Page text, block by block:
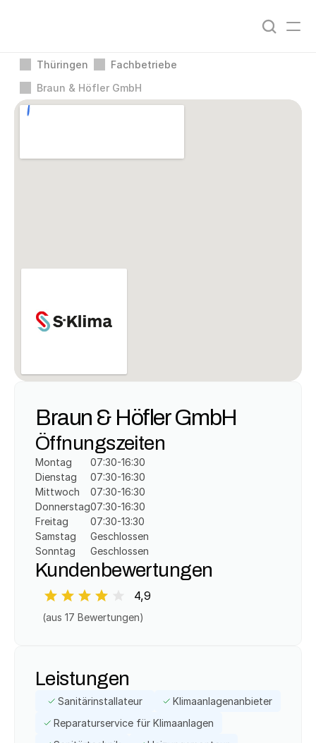
Thüringen
Fachbetriebe
Braun & Höfler GmbH
Braun & Höfler GmbH
Öffnungszeiten
Montag
Dienstag
Mittwoch
Donnerstag
Freitag
Samstag
Sonntag
07:30-16:30
07:30-16:30
07:30-16:30
07:30-16:30
07:30-13:30
Geschlossen
Geschlossen
Kundenbewertungen
4,9
(aus 17 Bewertungen)
Leistungen
Sanitärinstallateur
Klimaanlagenanbieter
Reparaturservice für Klimaanlagen